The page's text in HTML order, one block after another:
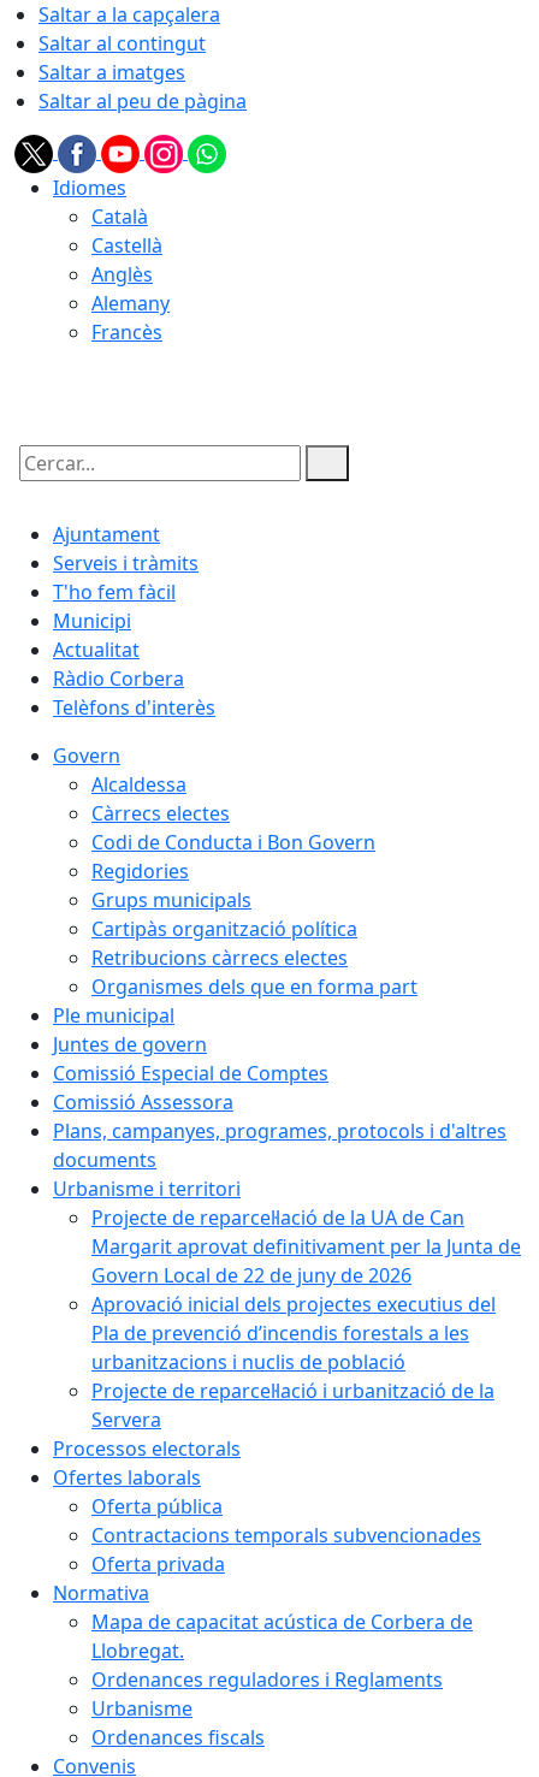
Saltar a la capçalera
Saltar al contingut
Saltar a imatges
Saltar al peu de pàgina
Idiomes
Català
Castellà
Anglès
Alemany
Francès
Cercar:
Ajuntament
Serveis i tràmits
T'ho fem fàcil
Municipi
Actualitat
Ràdio Corbera
Telèfons d'interès
Govern
Alcaldessa
Càrrecs electes
Codi de Conducta i Bon Govern
Regidories
Grups municipals
Cartipàs organització política
Retribucions càrrecs electes
Organismes dels que en forma part
Ple municipal
Juntes de govern
Comissió Especial de Comptes
Comissió Assessora
Plans, campanyes, programes, protocols i d'altres
documents
Urbanisme i territori
Projecte de reparcel·lació de la UA de Can
Margarit aprovat definitivament per la Junta de
Govern Local de 22 de juny de 2026
Aprovació inicial dels projectes executius del
Pla de prevenció d’incendis forestals a les
urbanitzacions i nuclis de població
Projecte de reparcel·lació i urbanització de la
Servera
Processos electorals
Ofertes laborals
Oferta pública
Contractacions temporals subvencionades
Oferta privada
Normativa
Mapa de capacitat acústica de Corbera de
Llobregat.
Ordenances reguladores i Reglaments
Urbanisme
Ordenances fiscals
Convenis